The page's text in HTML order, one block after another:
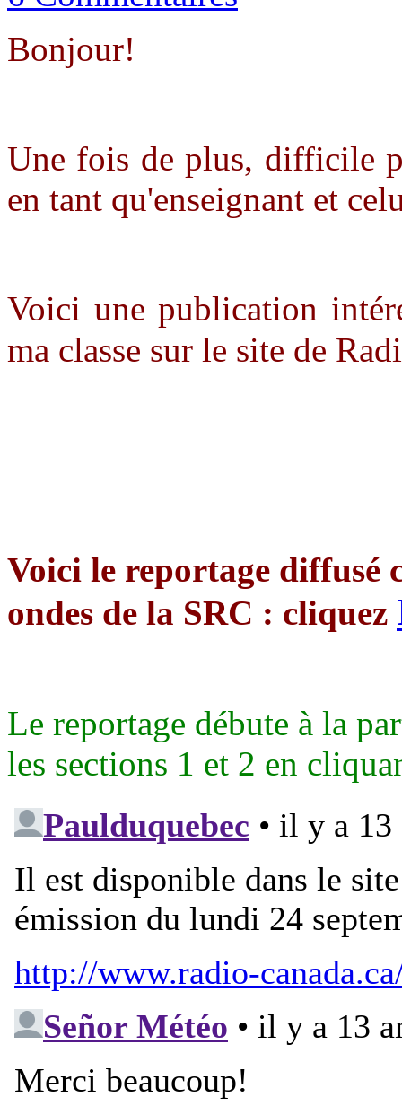
Bonjour!
Une fois de plus, difficile
en tant qu'enseignant et
Voici une publication
ma classe sur le site de
Voici le reportage diffusé
ondes de la SRC : cliquez
Le reportage débute à la
les sections 1 et 2 en